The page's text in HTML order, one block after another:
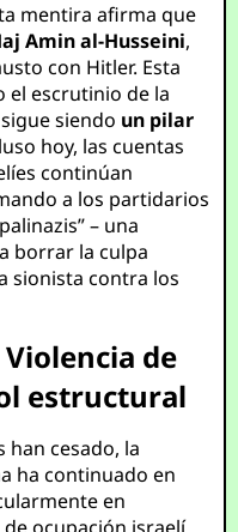
mentira afirma que
Amin al-Husseini,
con Hitler. Esta
el escrutinio de la
siendo un pilar
hoy, las cuentas
continúan
a los partidarios
– una
borrar la culpa
sionista contra los
de
estructural
han cesado, la
ha continuado en
en